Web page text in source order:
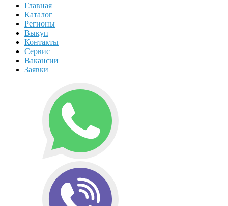
Главная
Каталог
Регионы
Выкуп
Контакты
Сервис
Вакансии
Заявки